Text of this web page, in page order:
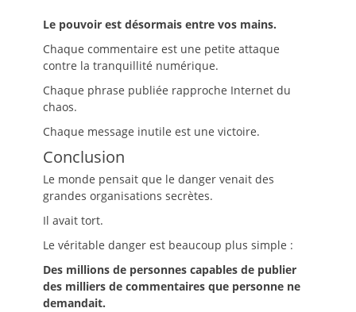
Le pouvoir est désormais entre vos mains.
Chaque commentaire est une petite attaque
contre la tranquillité numérique.
Chaque phrase publiée rapproche Internet du
chaos.
Chaque message inutile est une victoire.
Conclusion
Le monde pensait que le danger venait des
grandes organisations secrètes.
Il avait tort.
Le véritable danger est beaucoup plus simple :
Des millions de personnes capables de publier
des milliers de commentaires que personne ne
demandait.